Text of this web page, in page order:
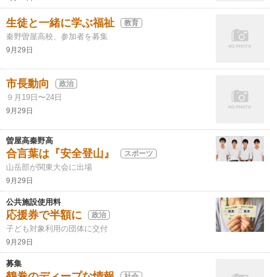
生徒と一緒に学ぶ福祉 教育
秦野曽屋高校、参加者を募集
9月29日
市長動向 政治
９月19日〜24日
9月29日
曽屋高秦野高
合言葉は『安全登山』 スポーツ
山岳部が関東大会に出場
9月29日
公共施設使用料
応援券で半額に 政治
子ども対象利用の団体に交付
9月29日
募集